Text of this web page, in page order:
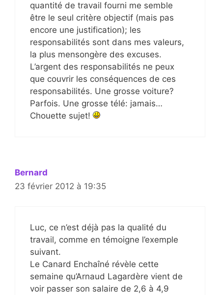
quantité de travail fourni me semble
être le seul critère objectif (mais pas
encore une justification); les
responsabilités sont dans mes valeurs,
la plus mensongère des excuses.
L’argent des responsabilités ne peux
que couvrir les conséquences de ces
responsabilités. Une grosse voiture?
Parfois. Une grosse télé: jamais…
Chouette sujet!
Bernard
23 février 2012 à 19:35
Luc, ce n’est déjà pas la qualité du
travail, comme en témoigne l’exemple
suivant.
Le Canard Enchaîné révèle cette
semaine qu’Arnaud Lagardère vient de
voir passer son salaire de 2,6 à 4,9